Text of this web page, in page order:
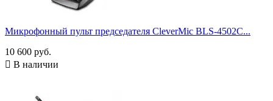
Микрофонный пульт председателя CleverMic BLS-4502C...
10 600 руб.
 В наличии